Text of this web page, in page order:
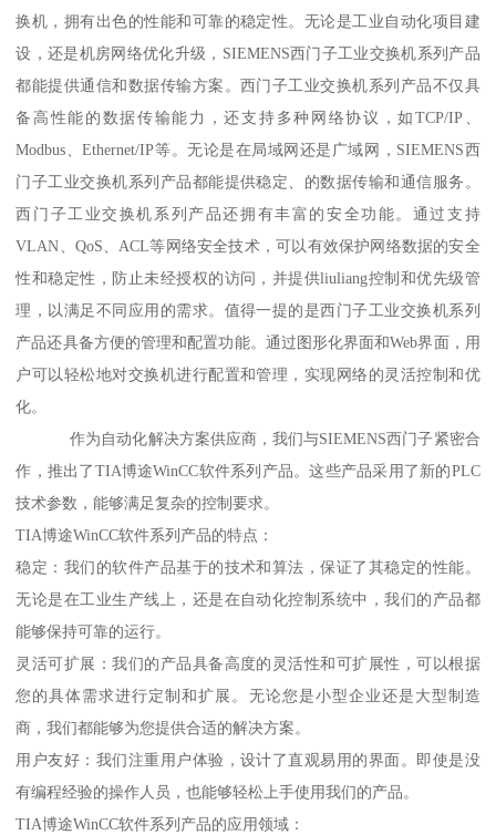
换机，拥有出色的性能和可靠的稳定性。无论是工业自动化项目建
设，还是机房网络优化升级，SIEMENS西门子工业交换机系列产品
都能提供通信和数据传输方案。西门子工业交换机系列产品不仅具
备高性能的数据传输能力，还支持多种网络协议，如TCP/IP、
Modbus、Ethernet/IP等。无论是在局域网还是广域网，SIEMENS西
门子工业交换机系列产品都能提供稳定、的数据传输和通信服务。
西门子工业交换机系列产品还拥有丰富的安全功能。通过支持
VLAN、QoS、ACL等网络安全技术，可以有效保护网络数据的安全
性和稳定性，防止未经授权的访问，并提供liuliang控制和优先级管
理，以满足不同应用的需求。值得一提的是西门子工业交换机系列
产品还具备方便的管理和配置功能。通过图形化界面和Web界面，用
户可以轻松地对交换机进行配置和管理，实现网络的灵活控制和优
化。
作为自动化解决方案供应商，我们与SIEMENS西门子紧密合
作，推出了TIA博途WinCC软件系列产品。这些产品采用了新的PLC
技术参数，能够满足复杂的控制要求。
TIA博途WinCC软件系列产品的特点：
稳定：我们的软件产品基于的技术和算法，保证了其稳定的性能。
无论是在工业生产线上，还是在自动化控制系统中，我们的产品都
能够保持可靠的运行。
灵活可扩展：我们的产品具备高度的灵活性和可扩展性，可以根据
您的具体需求进行定制和扩展。无论您是小型企业还是大型制造
商，我们都能够为您提供合适的解决方案。
用户友好：我们注重用户体验，设计了直观易用的界面。即使是没
有编程经验的操作人员，也能够轻松上手使用我们的产品。
TIA博途WinCC软件系列产品的应用领域：